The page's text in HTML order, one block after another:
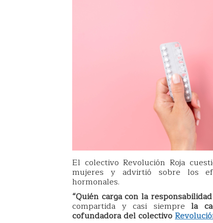
El colectivo Revolución Roja
mujeres y advirtió sobre los
hormonales.
“Quién carga con la
compartida y casi siempre la
cofundadora del colectivo